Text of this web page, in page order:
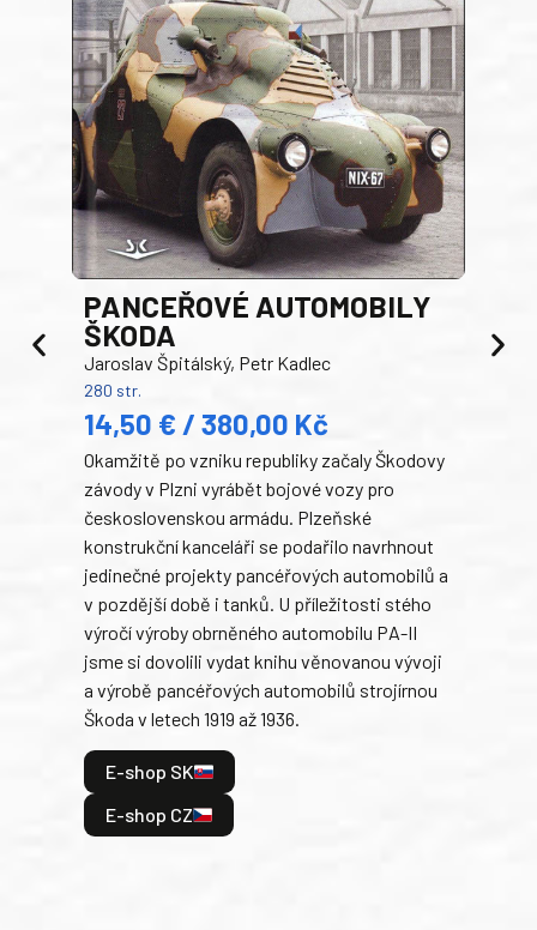
PANCEŘOVÉ AUTOMOBILY
ŠKODA
Jaroslav Špitálský, Petr Kadlec
280 str.
14,50 € / 380,00 Kč
Okamžitě po vzniku republiky začaly Škodovy
závody v Plzni vyrábět bojové vozy pro
československou armádu. Plzeňské
konstrukční kanceláři se podařilo navrhnout
jedinečné projekty pancéřových automobilů a
v pozdější době i tanků. U příležitosti stého
výročí výroby obrněného automobilu PA-II
jsme si dovolili vydat knihu věnovanou vývoji
a výrobě pancéřových automobilů strojírnou
Škoda v letech 1919 až 1936.
E-shop SK
E-shop CZ